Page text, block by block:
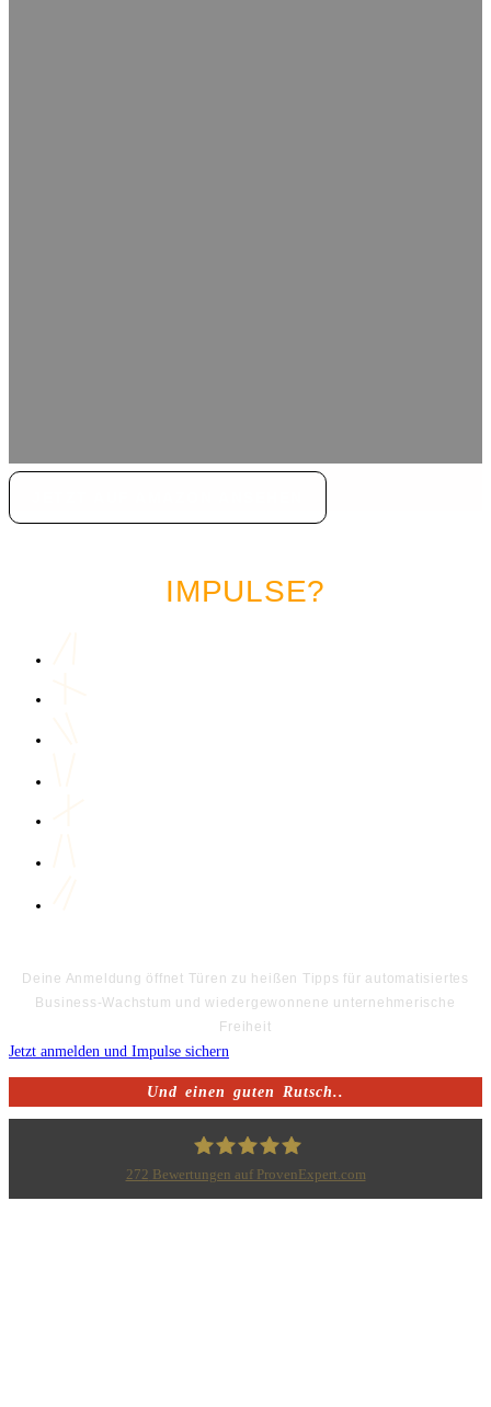
IMPULSE?
Deine Anmeldung öffnet Türen zu heißen Tipps für automatisiertes
Business-Wachstum und wiedergewonnene unternehmerische
Freiheit
Jetzt anmelden und Impulse sichern
Und einen guten Rutsch..
272 Bewertungen auf ProvenExpert.com